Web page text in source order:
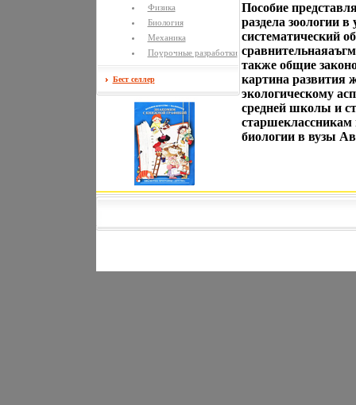
Физика
Биология
Механика
Поурочные разработки
Бест селлер
Пособие
раздела зоологии
систематический
также общие
картина развития
экологическому
средней школы и
старшеклассникам
биологии в вузы